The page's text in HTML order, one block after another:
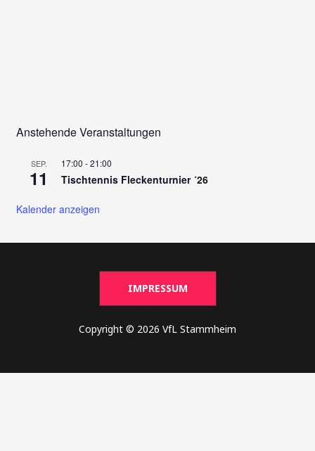
Anstehende Veranstaltungen
SEP.
11
17:00 -21:00
Tischtennis Fleckenturnier ´26
Kalender anzeigen
IMPRESSUM
Copyright © 2026 VfL Stammheim